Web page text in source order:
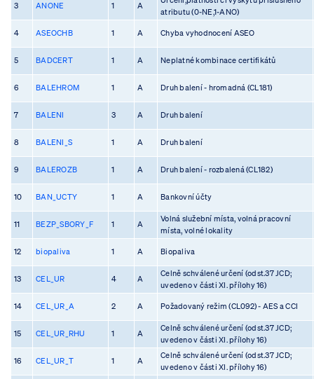
3 ANONE 1 A
atributu (0-NE,1-ANO)
4 ASEOCHB 1 A Chyba vyhodnocení ASEO
5 BADCERT 1 A Neplatné kombinace certifikátů
6 BALEHROM 1 A Druh balení - hromadná (CL181)
7 BALENI 3 A Druh balení
8 BALENI_S 1 A Druh balení
9 BALEROZB 1 A Druh balení - rozbalená (CL182)
10 BAN_UCTY 1 A Bankovní účty
11 BEZP_SBORY_F 1 A
Volná služební místa, volná pracovní
místa, volné lokality
12 biopaliva 1 A Biopaliva
13 CEL_UR 4 A
Celně schválené určení (odst.37 JCD;
uvedeno v části XI. přílohy 16)
14 CEL_UR_A 2 A Požadovaný režim (CL092) - AES a CCI
15 CEL_UR_RHU 1 A
Celně schválené určení (odst.37 JCD;
uvedeno v části XI. přílohy 16)
16 CEL_UR_T 1 A
Celně schválené určení (odst.37 JCD;
uvedeno v části XI. přílohy 16)